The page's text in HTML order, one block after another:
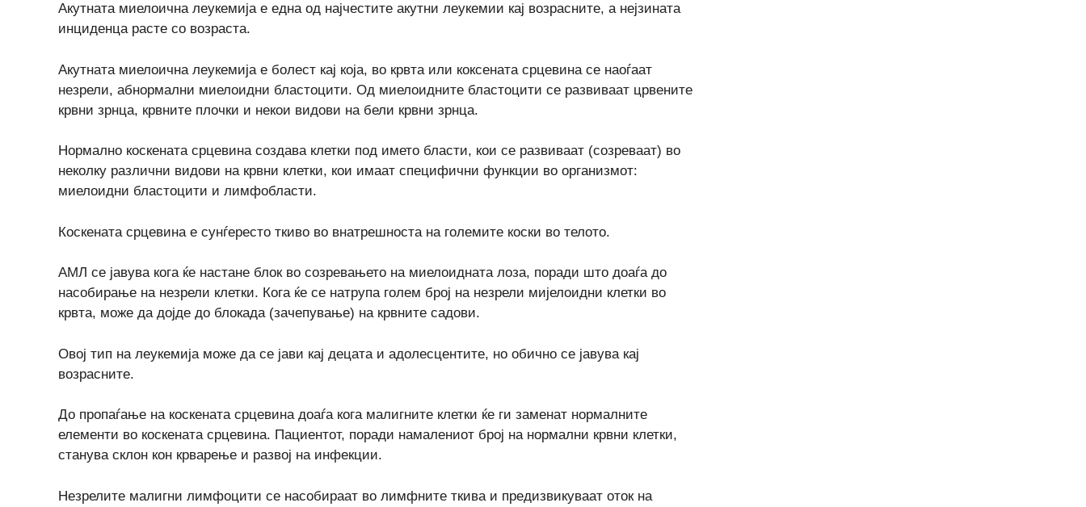
Акутната миелоична леукемија е една од најчестите акутни леукемии кај возрасните, а нејзината
инциденца расте со возраста.
Акутната миелоична леукемија е болест кај која, во крвта или коксената срцевина се наоѓаат
незрели, абнормални миелоидни бластоцити. Од миелоидните бластоцити се развиваат црвените
крвни зрнца, крвните плочки и некои видови на бели крвни зрнца.
Нормално коскената срцевина создава клетки под името бласти, кои се развиваат (созреваат) во
неколку различни видови на крвни клетки, кои имаат специфични функции во организмот:
миелоидни бластоцити и лимфобласти.
Коскената срцевина е сунѓересто ткиво во внатрешноста на големите коски во телото.
АМЛ се јавува кога ќе настане блок во созревањето на миелоидната лоза, поради што доаѓа до
насобирање на незрели клетки. Кога ќе се натрупа голем број на незрели мијелоидни клетки во
крвта, може да дојде до блокада (зачепување) на крвните садови.
Овој тип на леукемија може да се јави кај децата и адолесцентите, но обично се јавува кај
возрасните.
До пропаѓање на коскената срцевина доаѓа кога малигните клетки ќе ги заменат нормалните
елементи во коскената срцевина. Пациентот, поради намалениот број на нормални крвни клетки,
станува склон кон крварење и развој на инфекции.
Незрелите малигни лимфоцити се насобираат во лимфните ткива и предизвикуваат оток на